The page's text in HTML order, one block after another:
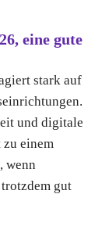
eine gute
stark auf
und digitale
zu einem
wenn
gut